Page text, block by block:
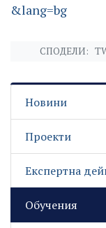
&lang=bg
СПОДЕЛИ:
Новини
Проекти
Експертна
Обучения